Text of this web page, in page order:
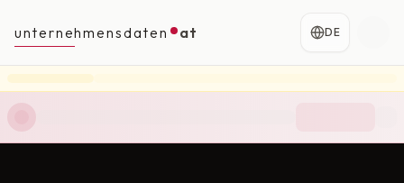
unternehmensdaten at DE